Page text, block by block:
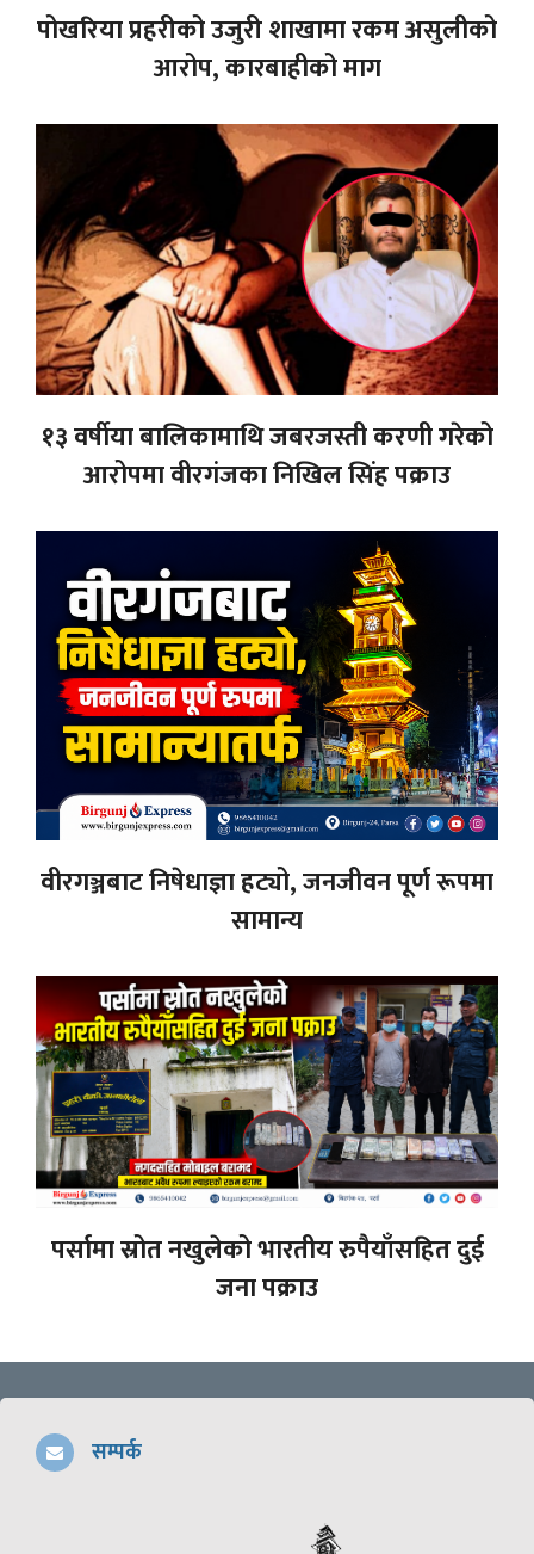
पोखरिया प्रहरीको उजुरी शाखामा रकम असुलीको
आरोप, कारबाहीको माग
१३ वर्षीया बालिकामाथि जबरजस्ती करणी गरेको
आरोपमा वीरगंजका निखिल सिंह पक्राउ
वीरगञ्जबाट निषेधाज्ञा हट्यो, जनजीवन पूर्ण रूपमा
सामान्य
पर्सामा स्रोत नखुलेको भारतीय रुपैयाँसहित दुई
जना पक्राउ
सम्पर्क